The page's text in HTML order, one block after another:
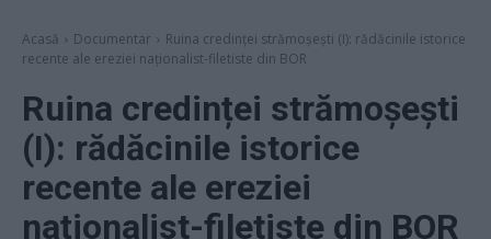
Acasă Documentar
Ruina credinței strămoșești (I): rădăcinile istorice
recente ale ereziei naționalist-filetiste din BOR
Ruina credinței strămoșești
(I): rădăcinile istorice
recente ale ereziei
naționalist-filetiste din BOR